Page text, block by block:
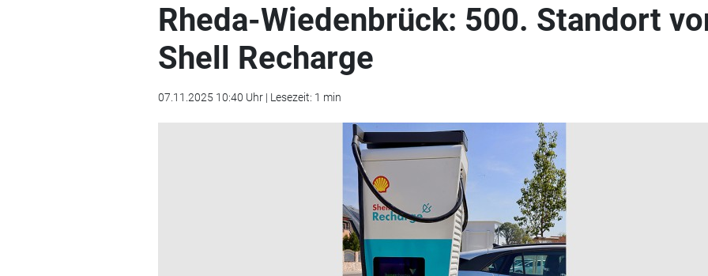
Rheda-Wiedenbrück: 500. Standort
Shell Recharge
07.11.2025 10:40 Uhr | Lesezeit: 1 min